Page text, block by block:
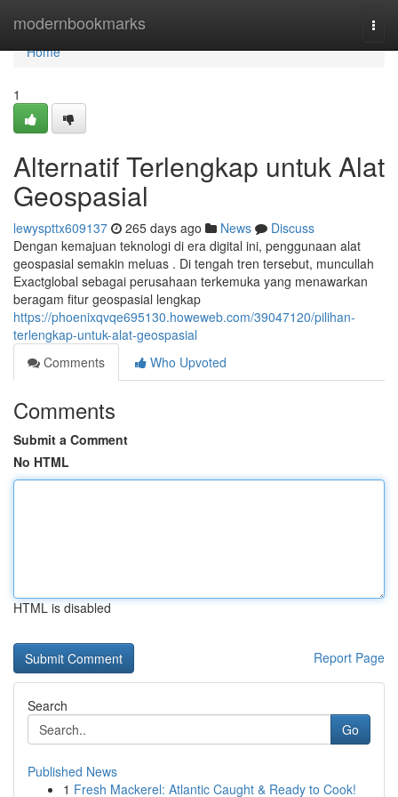
modernbookmarks
Home
Home
1
Alternatif Terlengkap untuk Alat
Geospasial
lewyspttx609137 265 days ago News
Discuss
Dengan kemajuan teknologi di era digital ini, penggunaan alat
geospasial semakin meluas . Di tengah tren tersebut, muncullah
Exactglobal sebagai perusahaan terkemuka yang menawarkan
beragam fitur geospasial lengkap
https://phoenixqvqe695130.howeweb.com/39047120/pilihan-
terlengkap-untuk-alat-geospasial
Comments
Who Upvoted
Comments
Submit a Comment
No HTML
HTML is disabled
Report Page
Search
Go
Published News
1 Fresh Mackerel: Atlantic Caught & Ready to Cook!